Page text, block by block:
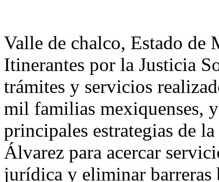
Valle de chalco, Estado de
Itinerantes por la Justicia
trámites y servicios
mil familias mexiquenses,
principales estrategias de
Álvarez para acercar
jurídica y eliminar barreras